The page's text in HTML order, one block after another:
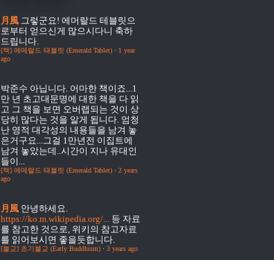
月風 그렇군요! 에머랄드 테블릿으
로부터 얻으신게 많으시다니 축하
드립니다.
[책] 에메랄드 태블릿 (Emerald Tablet) · 1 year
ago
박준수 아닙니다. 어마한 책이죠...1
만 년 초고대문명에 대한 책을 다 읽
고 그 책을 보면 오버랩되는 것이 상
당히 많다는 것을 알게 됩니다. 엄청
난 영적 대각성의 내용들을 남겨 놓
은거구요...그걸 1만년전 이집트에
남겨 놓았는데..시간이 지나 유대인
들이...
[책] 에메랄드 태블릿 (Emerald Tablet) · 2 years
ago
月風 안녕하세요.
https://ko.m.wikipedia.org/... 등 자료
를 참고한 것으로, 위키의 참고자료
를 읽어보시면 좋을듯합니다.
[불교] 초기불교 (Early Buddhism) · 3 years ago